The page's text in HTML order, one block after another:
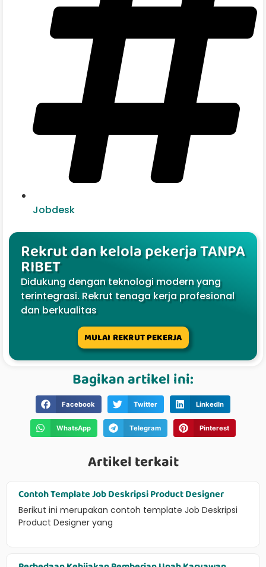
Jobdesk
Rekrut dan kelola pekerja TANPA
RIBET
Didukung dengan teknologi modern yang
terintegrasi. Rekrut tenaga kerja profesional
dan berkualitas
MULAI REKRUT PEKERJA
Bagikan artikel ini:
Facebook Twitter LinkedIn
WhatsApp Telegram Pinterest
Artikel terkait
Contoh Template Job Deskripsi Product Designer
Berikut ini merupakan contoh template Job Deskripsi
Product Designer yang